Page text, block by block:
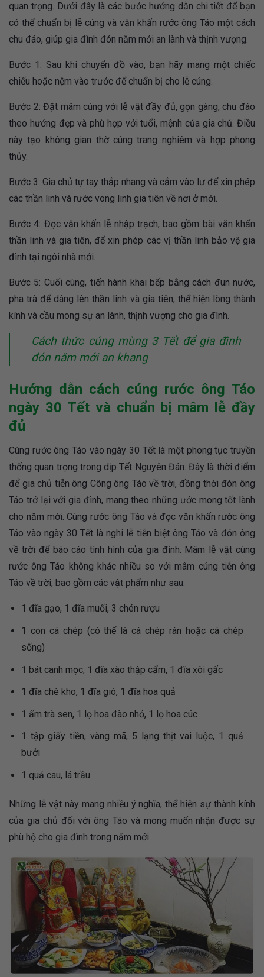
quan trọng. Dưới đây là các bước hướng dẫn chi tiết để bạn
có thể chuẩn bị lễ cúng và văn khấn rước ông Táo một cách
chu đáo, giúp gia đình đón năm mới an lành và thịnh vượng.
Bước 1: Sau khi chuyển đồ vào, bạn hãy mang một chiếc
chiếu hoặc nệm vào trước để chuẩn bị cho lễ cúng.
Bước 2: Đặt mâm cúng với lễ vật đầy đủ, gọn gàng, chu đáo
theo hướng đẹp và phù hợp với tuổi, mệnh của gia chủ. Điều
này tạo không gian thờ cúng trang nghiêm và hợp phong
thủy.
Bước 3: Gia chủ tự tay thắp nhang và cắm vào lư để xin phép
các thần linh và rước vong linh gia tiên về nơi ở mới.
Bước 4: Đọc văn khấn lễ nhập trạch, bao gồm bài văn khấn
thần linh và gia tiên, để xin phép các vị thần linh bảo vệ gia
đình tại ngôi nhà mới.
Bước 5: Cuối cùng, tiến hành khai bếp bằng cách đun nước,
pha trà để dâng lên thần linh và gia tiên, thể hiện lòng thành
kính và cầu mong sự an lành, thịnh vượng cho gia đình.
Cách thức cúng mùng 3 Tết để gia đình
đón năm mới an khang
Hướng dẫn cách cúng rước ông Táo
ngày 30 Tết và chuẩn bị mâm lễ đầy
đủ
Cúng rước ông Táo vào ngày 30 Tết là một phong tục truyền
thống quan trọng trong dịp Tết Nguyên Đán. Đây là thời điểm
để gia chủ tiễn ông Công ông Táo về trời, đồng thời đón ông
Táo trở lại với gia đình, mang theo những ước mong tốt lành
cho năm mới. Cúng rước ông Táo và đọc văn khấn rước ông
Táo vào ngày 30 Tết là nghi lễ tiễn biệt ông Táo và đón ông
về trời để báo cáo tình hình của gia đình. Mâm lễ vật cúng
rước ông Táo không khác nhiều so với mâm cúng tiễn ông
Táo về trời, bao gồm các vật phẩm như sau:
1 đĩa gạo, 1 đĩa muối, 3 chén rượu
1 con cá chép (có thể là cá chép rán hoặc cá chép
sống)
1 bát canh mọc, 1 đĩa xào thập cẩm, 1 đĩa xôi gấc
1 đĩa chè kho, 1 đĩa giò, 1 đĩa hoa quả
1 ấm trà sen, 1 lọ hoa đào nhỏ, 1 lọ hoa cúc
1 tập giấy tiền, vàng mã, 5 lạng thịt vai luộc, 1 quả
bưởi
1 quả cau, lá trầu
Những lễ vật này mang nhiều ý nghĩa, thể hiện sự thành kính
của gia chủ đối với ông Táo và mong muốn nhận được sự
phù hộ cho gia đình trong năm mới.